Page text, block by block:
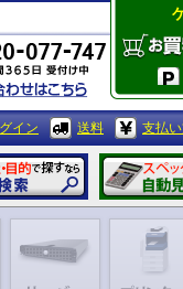
イン 送料 支払